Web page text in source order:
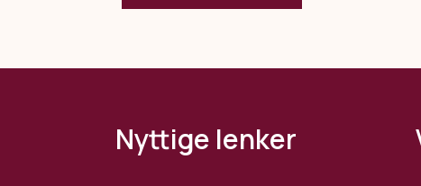
Nyttige lenker